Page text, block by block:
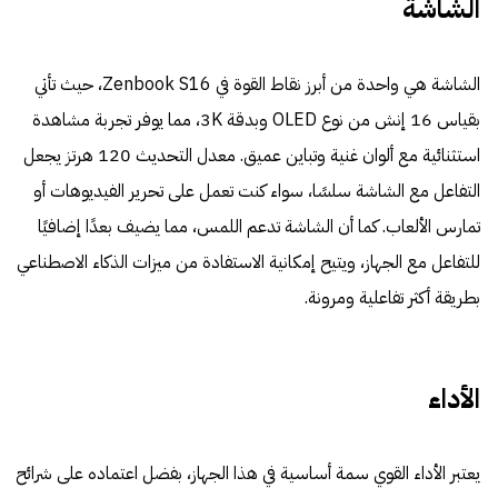
الشاشة
الشاشة هي واحدة من أبرز نقاط القوة في Zenbook S16، حيث تأتي
بقياس 16 إنش من نوع OLED وبدقة 3K، مما يوفر تجربة مشاهدة
استثنائية مع ألوان غنية وتباين عميق. معدل التحديث 120 هرتز يجعل
التفاعل مع الشاشة سلسًا، سواء كنت تعمل على تحرير الفيديوهات أو
تمارس الألعاب. كما أن الشاشة تدعم اللمس، مما يضيف بعدًا إضافيًا
للتفاعل مع الجهاز، ويتيح إمكانية الاستفادة من ميزات الذكاء الاصطناعي
بطريقة أكثر تفاعلية ومرونة.
الأداء
يعتبر الأداء القوي سمة أساسية في هذا الجهاز، بفضل اعتماده على شرائح